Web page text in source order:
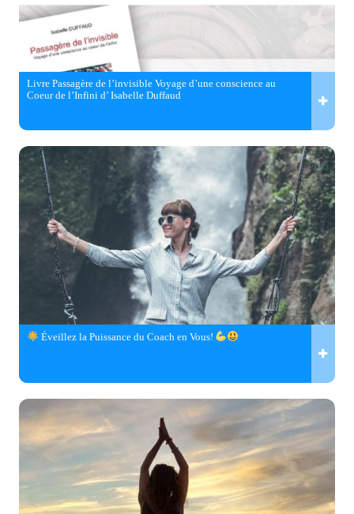
Livre Passagère de l’invisible Voyage d’une conscience au
Coeur de l’Infini d’ Isabelle Duffaud
Éveillez la Puissance du Coach en Vous!